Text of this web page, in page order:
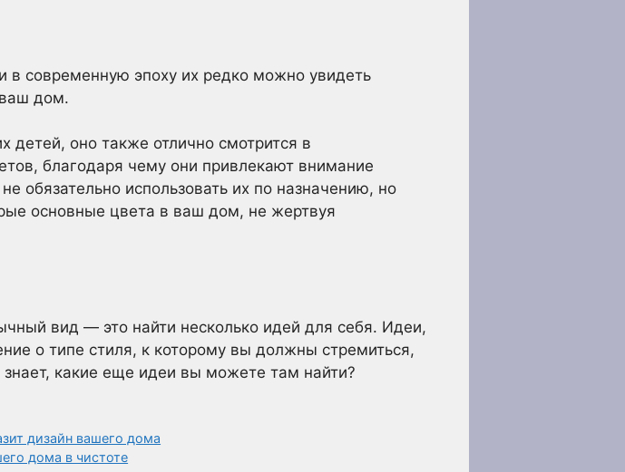
современную эпоху их редко можно увидеть
дом.
оно также отлично смотрится в
благодаря чему они привлекают внимание
обязательно использовать их по назначению, но
основные цвета в ваш дом, не жертвуя
вид — это найти несколько идей для себя. Идеи,
о типе стиля, к которому вы должны стремиться,
какие еще идеи вы можете там найти?
дизайн вашего дома
дома в чистоте